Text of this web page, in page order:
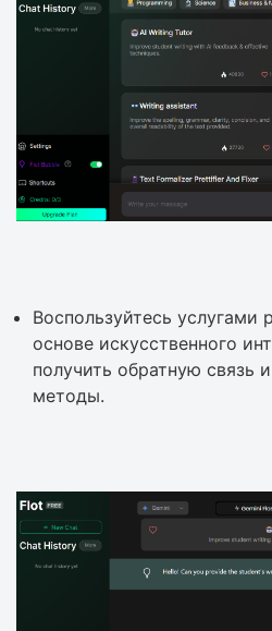
Воспользуйтесь услугами
основе искусственного
получить обратную связь
методы.